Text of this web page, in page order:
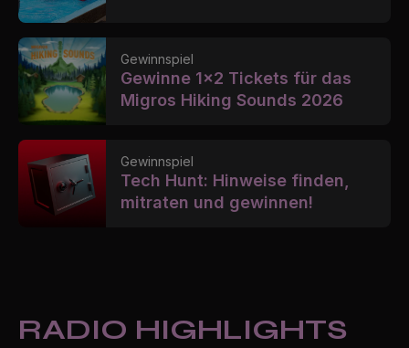
Gewinnspiel
Gewinne 1x2 Tickets für das
Migros Hiking Sounds 2026
Gewinnspiel
Tech Hunt: Hinweise finden,
mitraten und gewinnen!
RADIO HIGHLIGHTS